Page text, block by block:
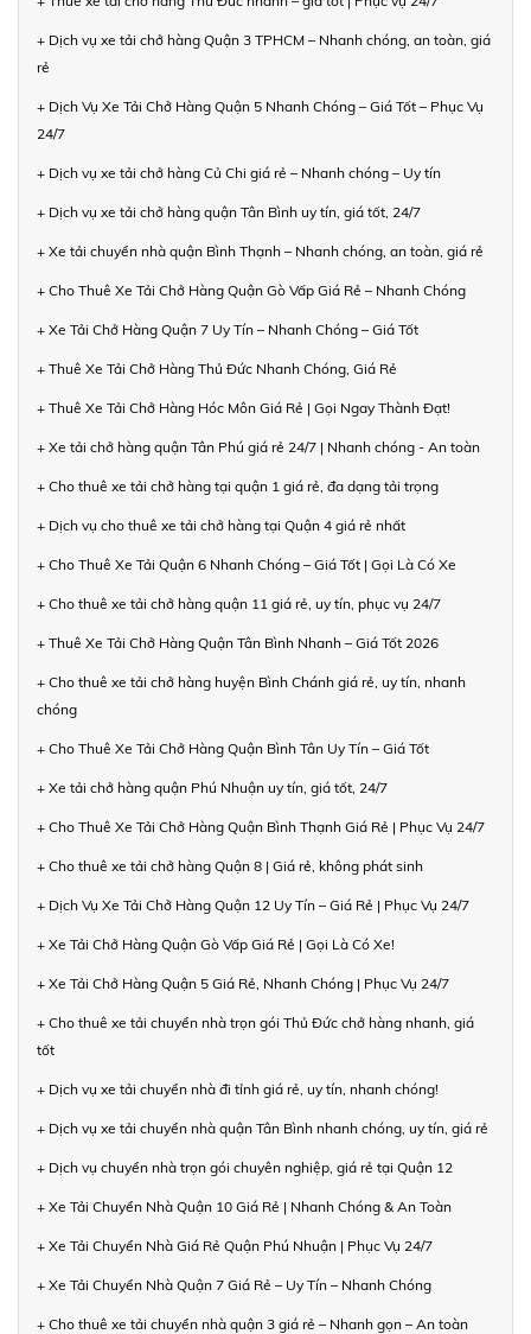
+ Dịch vụ xe tải chở hàng Quận 3 TPHCM – Nhanh chóng, an toàn, giá
rẻ
+ Dịch Vụ Xe Tải Chở Hàng Quận 5 Nhanh Chóng – Giá Tốt – Phục Vụ
24/7
+ Dịch vụ xe tải chở hàng Củ Chi giá rẻ – Nhanh chóng – Uy tín
+ Dịch vụ xe tải chở hàng quận Tân Bình uy tín, giá tốt, 24/7
+ Xe tải chuyển nhà quận Bình Thạnh – Nhanh chóng, an toàn, giá rẻ
+ Cho Thuê Xe Tải Chở Hàng Quận Gò Vấp Giá Rẻ – Nhanh Chóng
+ Xe Tải Chở Hàng Quận 7 Uy Tín – Nhanh Chóng – Giá Tốt
+ Thuê Xe Tải Chở Hàng Thủ Đức Nhanh Chóng, Giá Rẻ
+ Thuê Xe Tải Chở Hàng Hóc Môn Giá Rẻ | Gọi Ngay Thành Đạt!
+ Xe tải chở hàng quận Tân Phú giá rẻ 24/7 | Nhanh chóng - An toàn
+ Cho thuê xe tải chở hàng tại quận 1 giá rẻ, đa dạng tải trọng
+ Dịch vụ cho thuê xe tải chở hàng tại Quận 4 giá rẻ nhất
+ Cho Thuê Xe Tải Quận 6 Nhanh Chóng – Giá Tốt | Gọi Là Có Xe
+ Cho thuê xe tải chở hàng quận 11 giá rẻ, uy tín, phục vụ 24/7
+ Thuê Xe Tải Chở Hàng Quận Tân Bình Nhanh – Giá Tốt 2026
+ Cho thuê xe tải chở hàng huyện Bình Chánh giá rẻ, uy tín, nhanh
chóng
+ Cho Thuê Xe Tải Chở Hàng Quận Bình Tân Uy Tín – Giá Tốt
+ Xe tải chở hàng quận Phú Nhuận uy tín, giá tốt, 24/7
+ Cho Thuê Xe Tải Chở Hàng Quận Bình Thạnh Giá Rẻ | Phục Vụ 24/7
+ Cho thuê xe tải chở hàng Quận 8 | Giá rẻ, không phát sinh
+ Dịch Vụ Xe Tải Chở Hàng Quận 12 Uy Tín – Giá Rẻ | Phục Vụ 24/7
+ Xe Tải Chở Hàng Quận Gò Vấp Giá Rẻ | Gọi Là Có Xe!
+ Xe Tải Chở Hàng Quận 5 Giá Rẻ, Nhanh Chóng | Phục Vụ 24/7
+ Cho thuê xe tải chuyển nhà trọn gói Thủ Đức chở hàng nhanh, giá
tốt
+ Dịch vụ xe tải chuyển nhà đi tỉnh giá rẻ, uy tín, nhanh chóng!
+ Dịch vụ xe tải chuyển nhà quận Tân Bình nhanh chóng, uy tín, giá rẻ
+ Dịch vụ chuyển nhà trọn gói chuyên nghiệp, giá rẻ tại Quận 12
+ Xe Tải Chuyển Nhà Quận 10 Giá Rẻ | Nhanh Chóng & An Toàn
+ Xe Tải Chuyển Nhà Giá Rẻ Quận Phú Nhuận | Phục Vụ 24/7
+ Xe Tải Chuyển Nhà Quận 7 Giá Rẻ – Uy Tín – Nhanh Chóng
+ Cho thuê xe tải chuyển nhà quận 3 giá rẻ – Nhanh gọn – An toàn